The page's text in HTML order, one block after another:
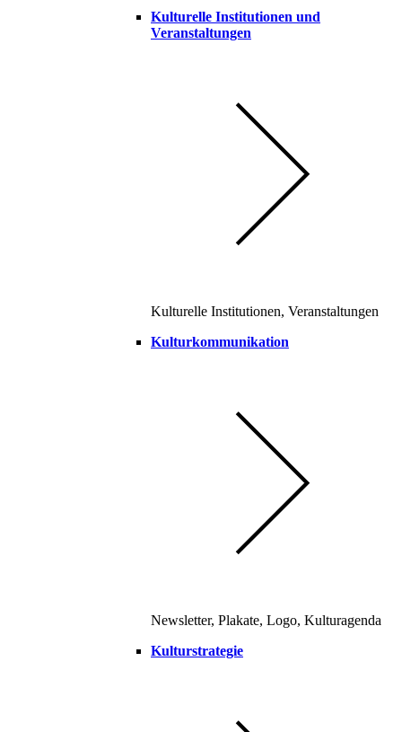
Kulturelle Institutionen und
Veranstaltungen
Kulturelle Institutionen, Veranstaltungen
Kulturkommunikation
Newsletter, Plakate, Logo, Kulturagenda
Kulturstrategie